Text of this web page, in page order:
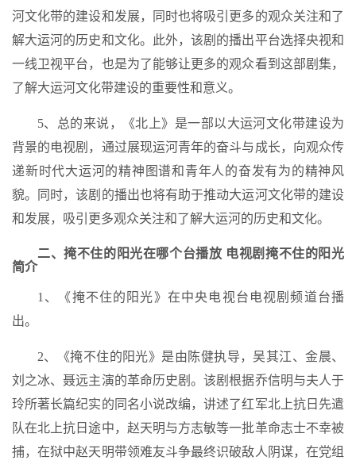
河文化带的建设和发展，同时也将吸引更多的观众关注和了
解大运河的历史和文化。此外，该剧的播出平台选择央视和
一线卫视平台，也是为了能够让更多的观众看到这部剧集，
了解大运河文化带建设的重要性和意义。
5、总的来说，《北上》是一部以大运河文化带建设为
背景的电视剧，通过展现运河青年的奋斗与成长，向观众传
递新时代大运河的精神图谱和青年人的奋发有为的精神风
貌。同时，该剧的播出也将有助于推动大运河文化带的建设
和发展，吸引更多观众关注和了解大运河的历史和文化。
二、掩不住的阳光在哪个台播放 电视剧掩不住的阳光
简介
1、《掩不住的阳光》在中央电视台电视剧频道台播
出。
2、《掩不住的阳光》是由陈健执导，吴其江、金晨、
刘之冰、聂远主演的革命历史剧。该剧根据乔信明与夫人于
玲所著长篇纪实的同名小说改编，讲述了红军北上抗日先遣
队在北上抗日途中，赵天明与方志敏等一批革命志士不幸被
捕，在狱中赵天明带领难友斗争最终识破敌人阴谋，在党组